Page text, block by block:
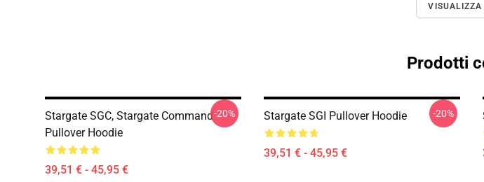
VISUALIZZA
Prodotti
Stargate SGC, Stargate Command
Pullover Hoodie
39,51 € - 45,95 €
-20% Stargate SGI Pullover Hoodie
39,51 € - 45,95 €
-20%